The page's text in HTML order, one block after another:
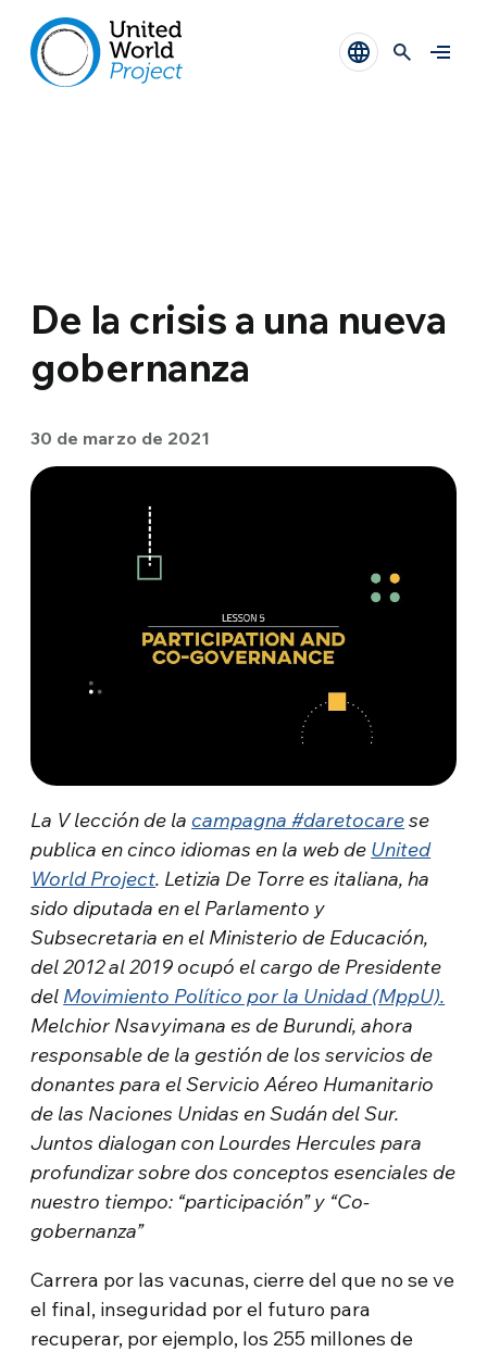
De la crisis a una nueva
gobernanza
30 de marzo de 2021
La V lección de lacampagna #daretocarese
publicaen cinco idiomas en la web de United
World Project. Letizia De Torre es italiana, ha
sido diputada en el Parlamento y
Subsecretaria en el Ministerio de Educación,
del 2012 al 2019 ocupó el cargo de Presidente
del Movimiento Político por la Unidad (MppU).
Melchior Nsavyimana es de Burundi, ahora
responsable de la gestión de los servicios de
donantes para el Servicio Aéreo Humanitario
de las Naciones Unidas en Sudán del Sur.
Juntos dialogan con Lourdes Hercules para
profundizar sobre dos conceptos esenciales de
nuestro tiempo: “participación” y “Co-
gobernanza”
Carrera por las vacunas, cierre del que no se ve
el final, inseguridad por el futuro para
recuperar, por ejemplo, los 255 millones de